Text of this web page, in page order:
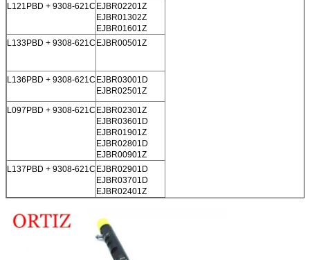
L121PBD + 9308-621C EJBR02201Z
EJBR01302Z
EJBR01601Z
L133PBD + 9308-621C EJBR00501Z
L136PBD + 9308-621C EJBR03001D
EJBR02501Z
L097PBD + 9308-621C EJBR02301Z
EJBR03601D
EJBR01901Z
EJBR02801D
EJBR00901Z
L137PBD + 9308-621C EJBR02901D
EJBR03701D
EJBR02401Z